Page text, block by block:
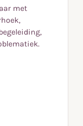
met